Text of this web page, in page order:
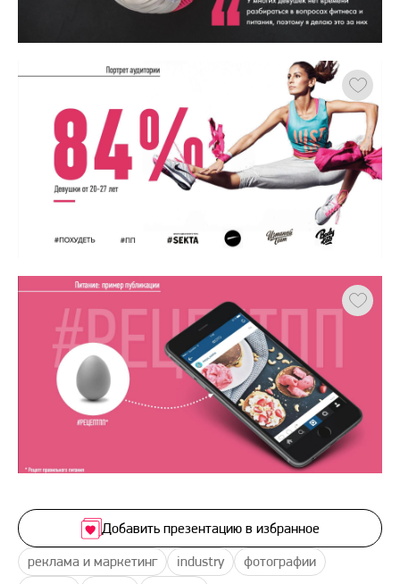
реклама и маркетинг industry
фотографии
Добавить презентацию в избранное